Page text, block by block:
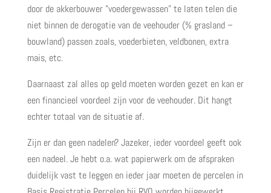
door de akkerbouwer ”voedergewassen” te laten telen die
niet binnen de derogatie van de veehouder (% grasland –
bouwland) passen zoals, voederbieten, veldbonen, extra
mais, etc.
Daarnaast zal alles op geld moeten worden gezet en kan er
een financieel voordeel zijn voor de veehouder. Dit hangt
echter totaal van de situatie af.
Zijn er dan geen nadelen? Jazeker, ieder voordeel geeft ook
een nadeel. Je hebt o.a. wat papierwerk om de afspraken
duidelijk vast te leggen en ieder jaar moeten de percelen in